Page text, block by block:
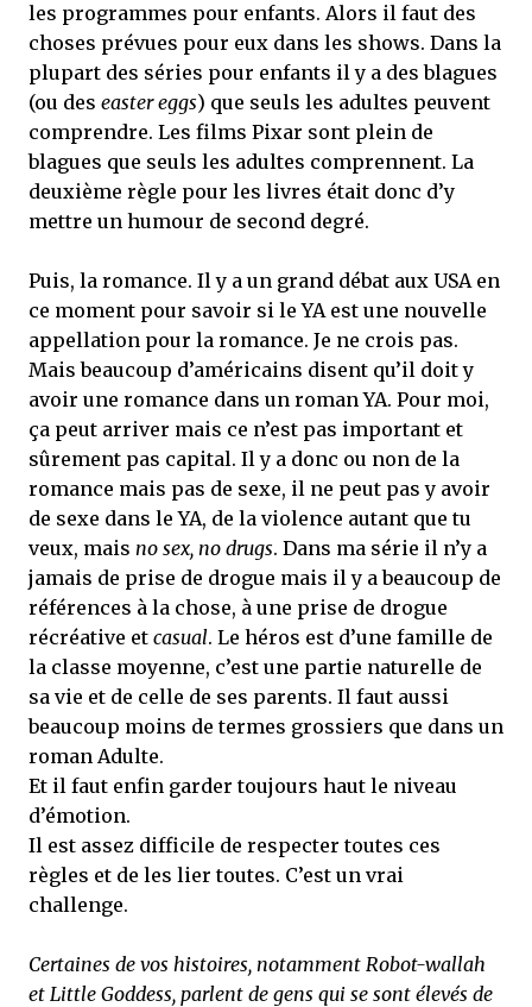
les programmes pour enfants. Alors il faut des
choses prévues pour eux dans les shows. Dans la
plupart des séries pour enfants il y a des blagues
(ou des easter eggs) que seuls les adultes peuvent
comprendre. Les films Pixar sont plein de
blagues que seuls les adultes comprennent. La
deuxième règle pour les livres était donc d’y
mettre un humour de second degré.
Puis, la romance. Il y a un grand débat aux USA en
ce moment pour savoir si le YA est une nouvelle
appellation pour la romance. Je ne crois pas.
Mais beaucoup d’américains disent qu’il doit y
avoir une romance dans un roman YA. Pour moi,
ça peut arriver mais ce n’est pas important et
sûrement pas capital. Il y a donc ou non de la
romance mais pas de sexe, il ne peut pas y avoir
de sexe dans le YA, de la violence autant que tu
veux, mais no sex, no drugs. Dans ma série il n’y a
jamais de prise de drogue mais il y a beaucoup de
références à la chose, à une prise de drogue
récréative et casual. Le héros est d’une famille de
la classe moyenne, c’est une partie naturelle de
sa vie et de celle de ses parents. Il faut aussi
beaucoup moins de termes grossiers que dans un
roman Adulte.
Et il faut enfin garder toujours haut le niveau
d’émotion.
Il est assez difficile de respecter toutes ces
règles et de les lier toutes. C’est un vrai
challenge.
Certaines de vos histoires, notamment Robot-wallah
et Little Goddess, parlent de gens qui se sont élevés de